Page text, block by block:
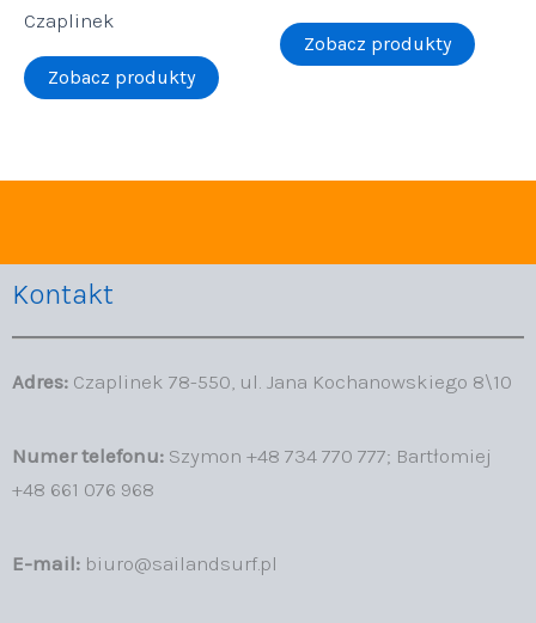
Czaplinek
Zobacz produkty
Zobacz produkty
Kontakt
Adres: Czaplinek 78-550, ul. Jana Kochanowskiego 8\10
Numer telefonu: Szymon +48 734 770 777; Bartłomiej
+48 661 076 968
E-mail: biuro@sailandsurf.pl